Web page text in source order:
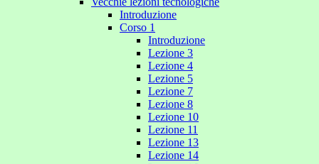
Introduzione
Corso 1
Introduzione
Lezione 3
Lezione 4
Lezione 5
Lezione 7
Lezione 8
Lezione 10
Lezione 11
Lezione 13
Lezione 14